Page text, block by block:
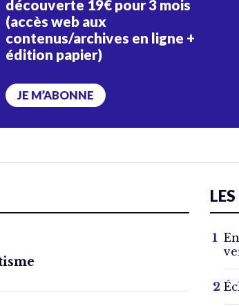
découverte 19€ pour 3 mois
(accès web aux
contenus/archives en ligne +
édition papier)
JE M’ABONNE